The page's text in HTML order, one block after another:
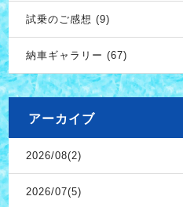
試乗のご感想 (9)
納車ギャラリー (67)
アーカイブ
2026/08(2)
2026/07(5)